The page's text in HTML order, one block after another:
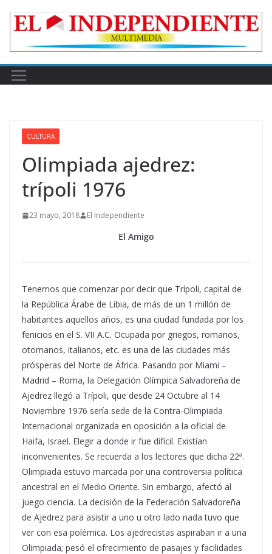
CULTURA
Olimpiada ajedrez:
trípoli 1976
23 mayo, 2018 El Independiente
El Amigo
Tenemos que comenzar por decir que Trípoli, capital de
la República Árabe de Libia, de más de un 1 millón de
habitantes aquellos años, es una ciudad fundada por los
fenicios en el S. VII A.C. Ocupada por griegos, romanos,
otomanos, italianos, etc. es una de las ciudades más
prósperas del Norte de África. Pasando por Miami –
Madrid – Roma, la Delegación Olímpica Salvadoreña de
Ajedrez llegó a Trípoli, que desde 24 Octubre al 14
Noviembre 1976 sería sede de la Contra-Olimpiada
Internacional organizada en oposición a la oficial de
Haifa, Israel. Elegir a donde ir fue difícil. Existían
inconvenientes. Se recuerda a los lectores que dicha 22ª.
Olimpiada estuvo marcada por una controversia política
ancestral en el Medio Oriente. Sin embargo, afectó al
juego ciencia. La decisión de la Federación Salvadoreña
de Ajedrez para asistir a uno u otro lado nada tuvo que
ver con esa polémica. Los ajedrecistas aspiraban ir a una
Olimpiada; pesó el ofrecimiento de pasajes y facilidades